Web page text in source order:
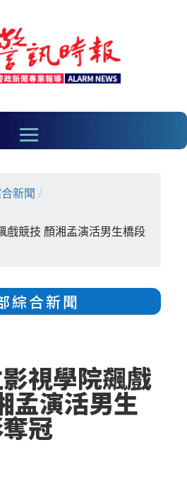
新聞 /
戲競技 顏湘孟演活男生橋段
綜合新聞
視學院飆戲
孟演活男生
冠